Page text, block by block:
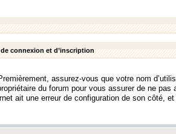
connexion et d’inscription
assurez-vous que votre nom
du forum pour vous assurer de ne pas
ait une erreur de configuration de son côté, et